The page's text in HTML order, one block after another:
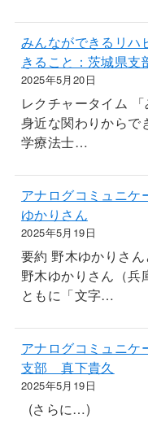
みんなができるリ
きること：茨城県支
2025年5月20日
レクチャータイム
身近な関わりから
学療法士…
アナログコミュニ
ゆかりさん
2025年5月19日
要約 野木ゆかりさ
野木ゆかりさん（兵
ともに「文字…
アナログコミュニ
支部 真下貴久
2025年5月19日
(さらに…)